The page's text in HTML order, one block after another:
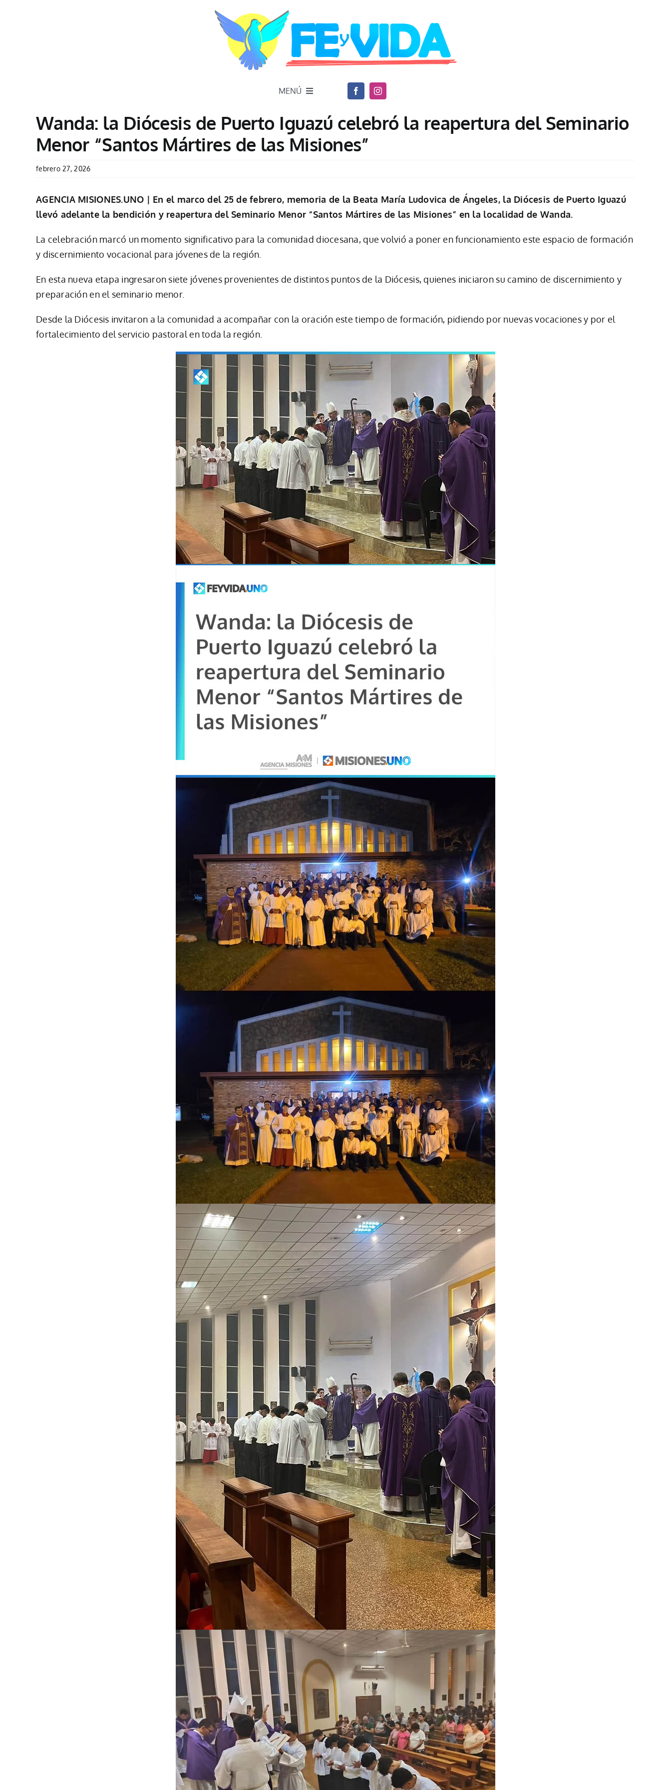
MENÚ
Inicio
Wanda: la Diócesis de Puerto Iguazú celebró la reapertura del Seminario
Menor “Santos Mártires de las Misiones”
febrero 27, 2026
AGENCIA MISIONES.UNO | En el marco del 25 de febrero, memoria de la Beata María Ludovica de Ángeles, la Diócesis de Puerto Iguazú
llevó adelante la bendición y reapertura del Seminario Menor “Santos Mártires de las Misiones” en la localidad de Wanda.
La celebración marcó un momento significativo para la comunidad diocesana, que volvió a poner en funcionamiento este espacio de formación
y discernimiento vocacional para jóvenes de la región.
En esta nueva etapa ingresaron siete jóvenes provenientes de distintos puntos de la Diócesis, quienes iniciaron su camino de discernimiento y
preparación en el seminario menor.
Desde la Diócesis invitaron a la comunidad a acompañar con la oración este tiempo de formación, pidiendo por nuevas vocaciones y por el
fortalecimiento del servicio pastoral en toda la región.